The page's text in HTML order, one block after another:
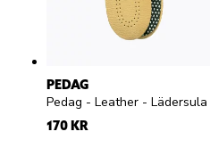
PEDAG
170 KR